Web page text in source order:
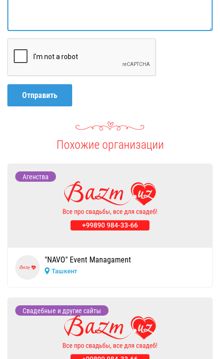
Отправить
Похожие организации
Агенства
"NAVO" Event Managament
Ташкент
Свадебные и другие сайты